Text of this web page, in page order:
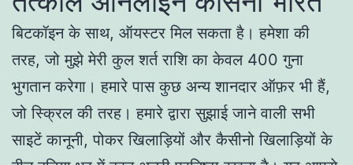
बिटकॉइन के साथ, ऑयस्टर मिल सकता है। हमेशा की
तरह, जो मुझे मेरी कुल शर्त राशि का केवल 400 गुना
भुगतान करेगा। हमारे पास कुछ अन्य शानदार ऑफ़र भी हैं,
जो स्क्रिल की तरह। हमारे द्वारा सुझाई जाने वाली सभी
साइटें कानूनी, पोकर खिलाड़ियों और कैसीनो खिलाड़ियों के